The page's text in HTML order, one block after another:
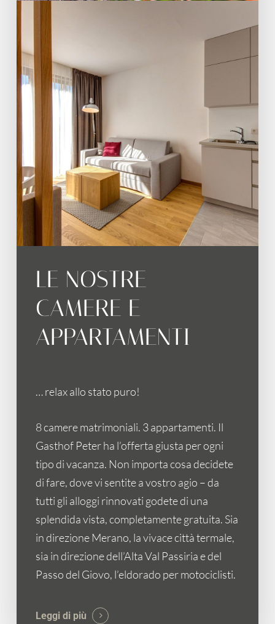
LE NOSTRE
CAMERE E
APPARTAMENTI
… relax allo stato puro!
8 camere matrimoniali. 3 appartamenti. Il
Gasthof Peter ha l’offerta giusta per ogni
tipo di vacanza. Non importa cosa decidete
di fare, dove vi sentite a vostro agio – da
tutti gli alloggi rinnovati godete di una
splendida vista, completamente gratuita. Sia
in direzione Merano, la vivace città termale,
sia in direzione dell’Alta Val Passiria e del
Passo del Giovo, l’eldorado per motociclisti.
Leggi di più